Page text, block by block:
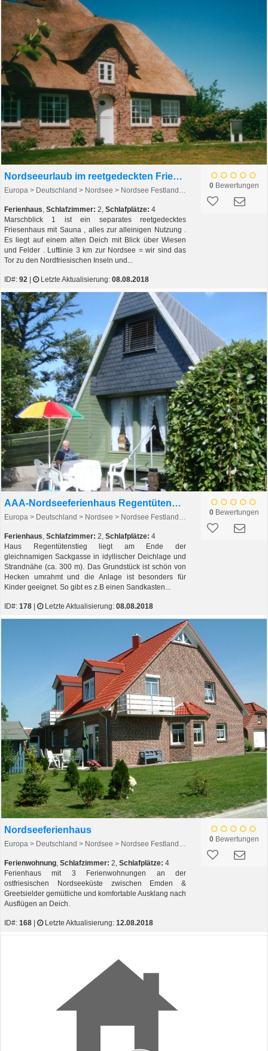
Nordseeurlaub im reetgedeckten Friesenhaus
Europa > Deutschland > Nordsee > Nordsee Festland > Galmsbüll
Ferienhaus, Schlafzimmer: 2, Schlafplätze: 4
Marschblick 1 ist ein separates reetgedecktes
Friesenhaus mit Sauna , alles zur alleinigen Nutzung .
Es liegt auf einem alten Deich mit Blick über Wiesen
und Felder . Luftlinie 3 km zur Nordsee = wir sind das
Tor zu den Nordfriesischen Inseln und...
ID#: 92 Letzte Aktualisierung: 08.08.2018
0Bewertungen
AAA-Nordseeferienhaus Regentütenstieg
Europa > Deutschland > Nordsee > Nordsee Festland > Friedrichskoog
Ferienhaus, Schlafzimmer: 2, Schlafplätze: 4
Haus Regentütenstieg liegt am Ende der
gleichnamigen Sackgasse in idyllischer Deichlage und
Strandnähe (ca. 300 m). Das Grundstück ist schön von
Hecken umrahmt und die Anlage ist besonders für
Kinder geeignet. So gibt es z.B einen Sandkasten...
ID#: 178 Letzte Aktualisierung: 08.08.2018
0Bewertungen
Nordseeferienhaus
Europa > Deutschland > Nordsee > Nordsee Festland > Krummhörn
Ferienwohnung, Schlafzimmer: 2, Schlafplätze: 4
Ferienhaus mit 3 Ferienwohnungen an der
ostfriesischen Nordseeküste zwischen Emden &
Greetsielder gemütliche und komfortable Ausklang nach
Ausflügen an Deich.
ID#: 168 Letzte Aktualisierung: 12.08.2018
0Bewertungen